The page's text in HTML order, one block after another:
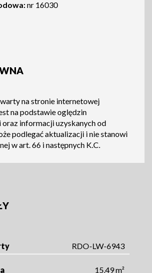
nr 16030
na stronie internetowej
na podstawie oględzin
oraz informacji uzyskanych od
podlegać aktualizacji i nie stanowi
w art. 66 i następnych K.C.
RDO-LW-6943
15,49 m²